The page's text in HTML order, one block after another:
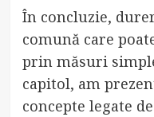
În concluzie,
comună care
prin măsuri
capitol, am
concepte legate